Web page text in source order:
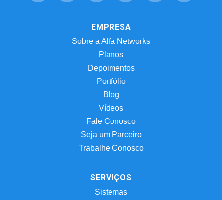
EMPRESA
Sobre a Alfa Networks
Planos
Depoimentos
Portfólio
Blog
Vídeos
Fale Conosco
Seja um Parceiro
Trabalhe Conosco
SERVIÇOS
Sistemas